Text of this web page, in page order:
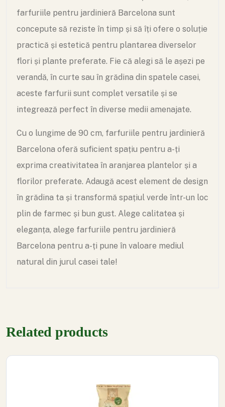
farfuriile pentru jardinieră Barcelona sunt
concepute să reziste în timp și să îți ofere o soluție
practică și estetică pentru plantarea diverselor
flori și plante preferate. Fie că alegi să le așezi pe
verandă, în curte sau în grădina din spatele casei,
aceste farfurii sunt complet versatile și se
integrează perfect în diverse medii amenajate.
Cu o lungime de 90 cm, farfuriile pentru jardinieră
Barcelona oferă suficient spațiu pentru a-ți
exprima creativitatea în aranjarea plantelor și a
florilor preferate. Adaugă acest element de design
în grădina ta și transformă spațiul verde într-un loc
plin de farmec și bun gust. Alege calitatea și
eleganța, alege farfuriile pentru jardinieră
Barcelona pentru a-ți pune în valoare mediul
natural din jurul casei tale!
Related products